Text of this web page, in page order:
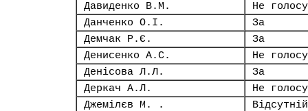
Давиденко В.М.
Не
Данченко О.І.
За
Демчак Р.Є.
За
Денисенко А.С.
Не
Денісова Л.Л.
За
Деркач А.Л.
Не
Джемілєв М. .
Відсутній